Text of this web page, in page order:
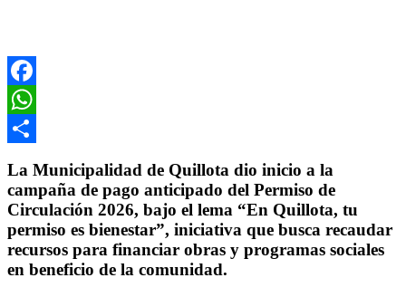
Facebook
WhatsApp
La Municipalidad de Quillota dio inicio a la
campaña de pago anticipado del Permiso de
Circulación 2026, bajo el lema “En Quillota, tu
permiso es bienestar”, iniciativa que busca recaudar
recursos para financiar obras y programas sociales
en beneficio de la comunidad.